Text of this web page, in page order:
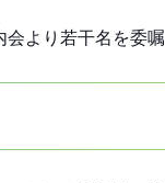
会より若干名を委嘱